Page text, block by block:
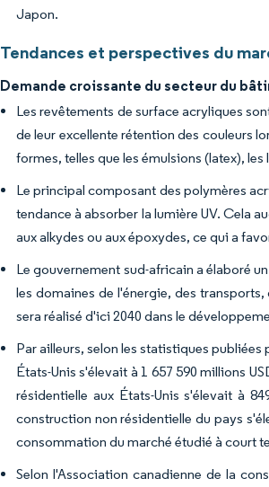
Japon.
Tendances et perspectives du
Demande croissante du secteur du
Les revêtements de surface acryliques
de leur excellente rétention des couleurs
formes, telles que les émulsions (latex),
Le principal composant des polymères
tendance à absorber la lumière UV. Cela
aux alkydes ou aux époxydes, ce qui a
Le gouvernement sud-africain a élaboré
les domaines de l'énergie, des
sera réalisé d'ici 2040 dans le
Par ailleurs, selon les statistiques
États-Unis s'élevait à 1 657 590 millions
résidentielle aux États-Unis s'élevait à
construction non résidentielle du pays
consommation du marché étudié à court
Selon l'Association canadienne de la